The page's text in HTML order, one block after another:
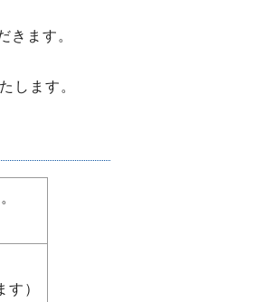
きます。
します。
）